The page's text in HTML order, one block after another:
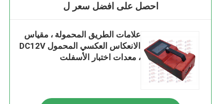
احصل على افضل سعر ل
علامات الطريق المحمولة ، مقياس
الانعكاس العكسي المحمول DC12V
، معدات اختبار الأسفلت